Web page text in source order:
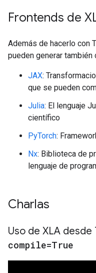
Frontends de
Además de hacerlo con
pueden generar también
JAX:
que se pueden
Julia: El lenguaje
científico
PyTorch:
Nx: Biblioteca de
lenguaje de
Charlas
Uso de XLA desde
compile=True